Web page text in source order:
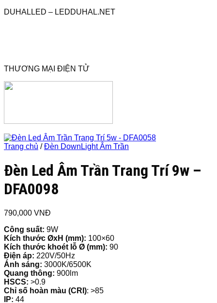
DUHALLED – LEDDUHAL.NET
THƯƠNG MẠI ĐIỆN TỬ
Trang chủ / Đèn DownLight Âm Trần
Đèn Led Âm Trần Trang Trí 9w –
DFA0098
790,000 VNĐ
Công suất: 9W
Kích thước ØxH (mm): 100×60
Kích thước khoét lỗ Ø (mm): 90
Điện áp: 220V/50Hz
Ánh sáng: 3000K/6500K
Quang thông: 900lm
HSCS: >0.9
Chỉ số hoàn màu (CRI): >85
IP: 44